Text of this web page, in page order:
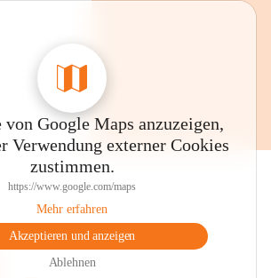
Google Maps anzuzeigen,
Verwendung externer Cookies
zustimmen.
https://www.google.com/maps
Mehr erfahren
Akzeptieren und anzeigen
Ablehnen